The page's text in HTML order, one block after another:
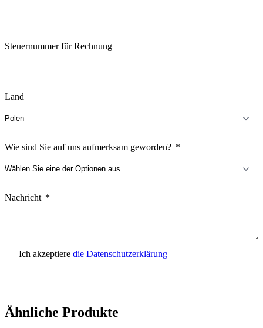
Steuernummer für Rechnung
Land
Wie sind Sie auf uns aufmerksam geworden?
Nachricht
Ich akzeptiere die Datenschutzerklärung
Ähnliche Produkte